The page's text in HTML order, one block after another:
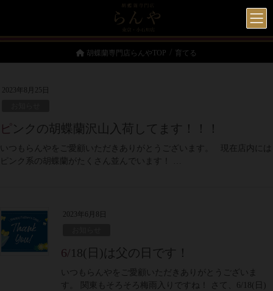
胡蝶蘭専門店らんやTOP 育てる
2023年8月25日
ピンクの胡蝶蘭沢山入荷してます！！！
いつもらんやをご愛顧いただきありがとうございます。 現在店内には
ピンク系の胡蝶蘭がたくさん並んでいます！ …
2023年6月8日
6/18(日)は父の日です！
いつもらんやをご愛顧いただきありがとうございま
す。 関東もそろそろ梅雨入りですね！ さて、6/18(日)